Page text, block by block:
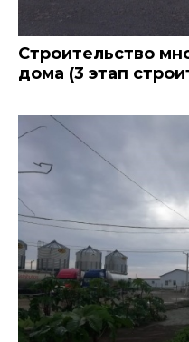
Строительство
дома (3 этап